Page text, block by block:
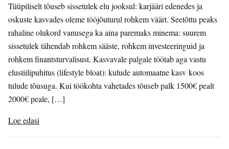
Tüüpiliselt tõuseb sissetulek elu jooksul: karjääri edenedes ja
oskuste kasvades oleme tööjõuturul rohkem väärt. Seetõttu peaks
rahaline olukord vanusega ka aina paremaks minema: suurem
sissetulek tähendab rohkem sääste, rohkem investeeringuid ja
rohkem finantsturvalisust. Kasvavale palgale töötab aga vastu
elustiilipuhitus (lifestyle bloat): kulude automaatne kasv koos
tulude tõusuga. Kui töökohta vahetades tõuseb palk 1500€ pealt
2000€ peale, […]
Loe edasi